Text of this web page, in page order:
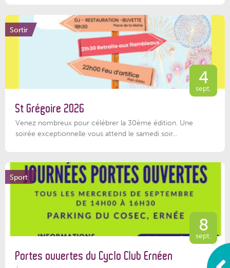
Sortir
4
sept.
St Grégoire 2026
Venez nombreux pour célébrer la 30ème édition. Une
soirée exceptionnelle vous attend le samedi soir...
Sport
8
sept.
Portes ouvertes du Cyclo Club Ernéen